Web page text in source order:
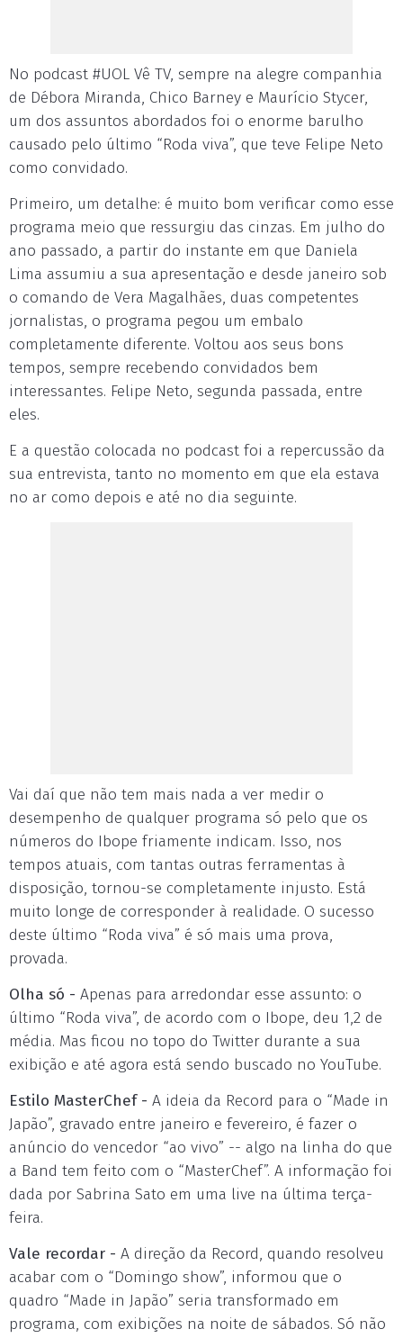
No podcast #UOL Vê TV, sempre na alegre companhia
de Débora Miranda, Chico Barney e Maurício Stycer,
um dos assuntos abordados foi o enorme barulho
causado pelo último “Roda viva”, que teve Felipe Neto
como convidado.
Primeiro, um detalhe: é muito bom verificar como esse
programa meio que ressurgiu das cinzas. Em julho do
ano passado, a partir do instante em que Daniela
Lima assumiu a sua apresentação e desde janeiro sob
o comando de Vera Magalhães, duas competentes
jornalistas, o programa pegou um embalo
completamente diferente. Voltou aos seus bons
tempos, sempre recebendo convidados bem
interessantes. Felipe Neto, segunda passada, entre
eles.
E a questão colocada no podcast foi a repercussão da
sua entrevista, tanto no momento em que ela estava
no ar como depois e até no dia seguinte.
Vai daí que não tem mais nada a ver medir o
desempenho de qualquer programa só pelo que os
números do Ibope friamente indicam. Isso, nos
tempos atuais, com tantas outras ferramentas à
disposição, tornou-se completamente injusto. Está
muito longe de corresponder à realidade. O sucesso
deste último “Roda viva” é só mais uma prova,
provada.
Olha só - Apenas para arredondar esse assunto: o
último “Roda viva”, de acordo com o Ibope, deu 1,2 de
média. Mas ficou no topo do Twitter durante a sua
exibição e até agora está sendo buscado no YouTube.
Estilo MasterChef - A ideia da Record para o “Made in
Japão”, gravado entre janeiro e fevereiro, é fazer o
anúncio do vencedor “ao vivo” -- algo na linha do que
a Band tem feito com o “MasterChef”. A informação foi
dada por Sabrina Sato em uma live na última terça-
feira.
Vale recordar - A direção da Record, quando resolveu
acabar com o “Domingo show”, informou que o
quadro “Made in Japão” seria transformado em
programa, com exibições na noite de sábados. Só não